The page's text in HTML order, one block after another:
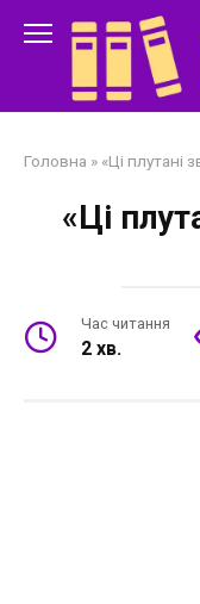
Головна » «Ці плутані
«Ці
Час читання
2 хв.